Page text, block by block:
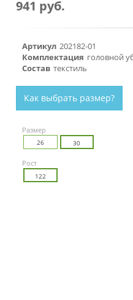
941 руб.
Артикул 202182-01
Комплектация головной
Состав текстиль
Как выбрать размер?
Размер
26 30
Рост
122